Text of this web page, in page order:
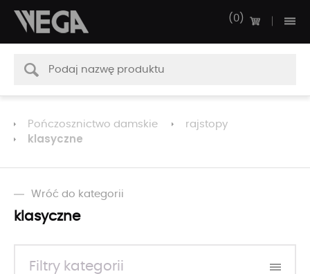
0
Pończosznictwo damskie rajstopy
klasyczne
Wróć do kategorii
klasyczne
Filtry kategorii